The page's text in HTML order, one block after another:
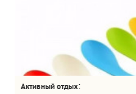
Активный отдых: